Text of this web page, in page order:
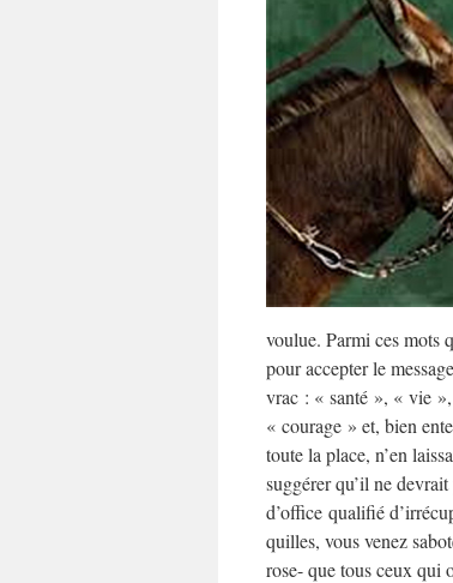
voulue. Parmi ces mots
pour accepter le
vrac : « santé », « vie
« courage » et, bien
toute la place, n’en
suggérer qu’il ne
d’office qualifié
quilles, vous venez
rose- que tous ceux qui